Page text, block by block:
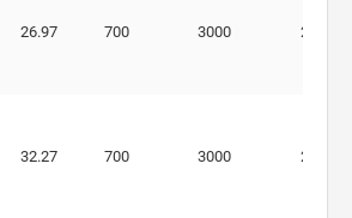
26.97 700 3000 270
32.27 700 3000 270